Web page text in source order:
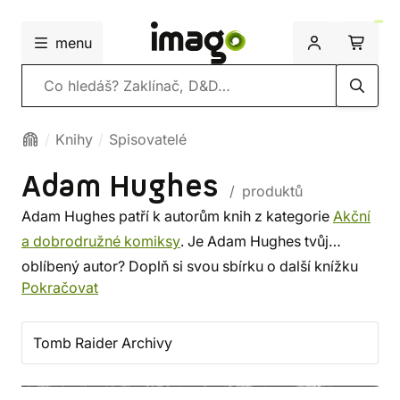
menu
Vyhledávání
Knihy Spisovatelé
Adam Hughes
/ produktů
Adam Hughes patří k autorům knih z kategorie Akční
a dobrodružné komiksy. Je Adam Hughes tvůj
oblíbený autor? Doplň si svou sbírku o další knížku
tohoto spisovatele, nebo si prohlédni
srdcem, někdo podle autora. U nás si vybereš z méně
známých i z těch proslulých. ✔️ Nabízíme levnou
dopravu, rychlé dodání a bezpečný nákup!
Pokračovat
Tomb Raider Archivy